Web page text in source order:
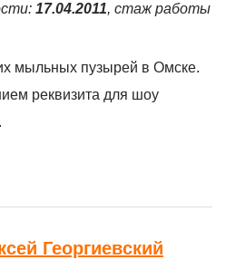
17.04.2011, стаж работы
мыльных пузырей в Омске.
реквизита для шоу
Георгиевский